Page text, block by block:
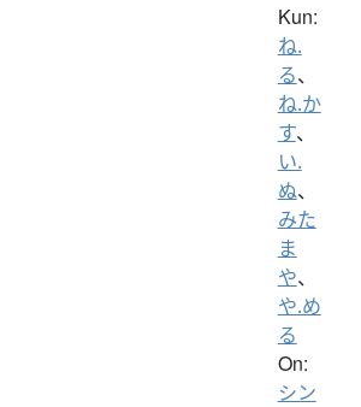
Kun:
ね.
る、
ね.か
す、
い.
ぬ、
みた
ま
や、
や.め
る
On:
シン